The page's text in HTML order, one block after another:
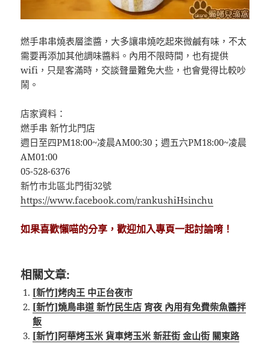
燃手串串燒表層塗醬，大多讓串燒吃起來微鹹有味，不太
需要再添加其他調味醬料。內用不限時間，也有提供
wifi，只是客滿時，交談聲量難免大些，也會覺得比較吵
鬧。
店家資料：
燃手串 新竹北門店
週日至四PM18:00~凌晨AM00:30；週五六PM18:00~凌晨
AM01:00
05-528-6376
新竹市北區北門街32號
https://www.facebook.com/rankushiHsinchu
如果喜歡懶喵的分享，歡迎加入專頁一起討論唷！
相關文章:
[新竹]烤肉王 中正台夜市
[新竹]燒鳥串道 新竹民生店 宵夜 內用有免費柴魚醬拌
飯
[新竹]阿華烤玉米 貨車烤玉米 新莊街 金山街 關東路